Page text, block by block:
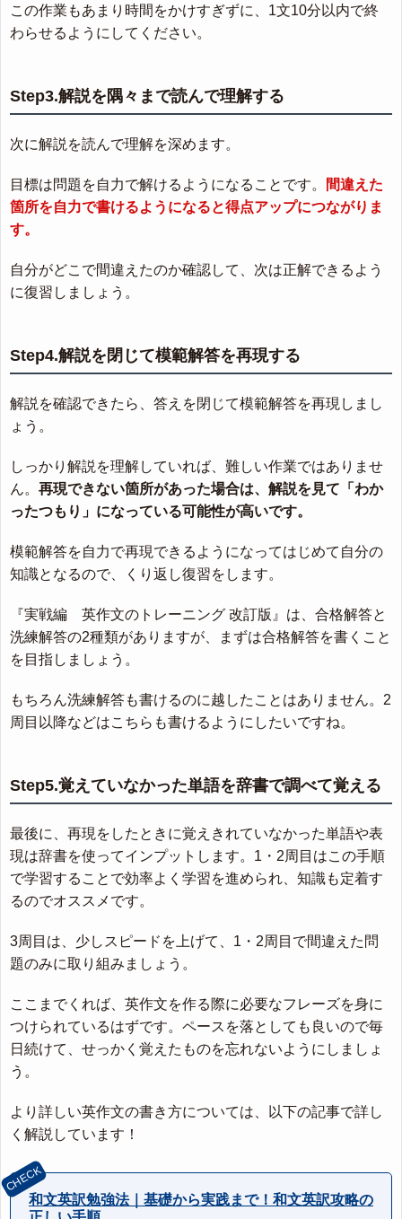
この作業もあまり時間をかけすぎずに、1文10分以内で終
わらせるようにしてください。
Step3.解説を隅々まで読んで理解する
次に解説を読んで理解を深めます。
目標は問題を自力で解けるようになることです。
間違えた
箇所を自力で書けるようになると得点アップにつながりま
す。
自分がどこで間違えたのか確認して、次は正解できるよう
に復習しましょう。
Step4.解説を閉じて模範解答を再現する
解説を確認できたら、答えを閉じて模範解答を再現しまし
ょう。
しっかり解説を理解していれば、難しい作業ではありませ
ん。 再現できない箇所があった場合は、解説を見て「わか
ったつもり」になっている可能性が高いです。
模範解答を自力で再現できるようになってはじめて自分の
知識となるので、くり返し復習をします。
『実戦編 英作文のトレーニング 改訂版』は、合格解答と
洗練解答の2種類がありますが、まずは合格解答を書くこと
を目指しましょう。
もちろん洗練解答も書けるのに越したことはありません。2
周目以降などはこちらも書けるようにしたいですね。
Step5.覚えていなかった単語を辞書で調べて覚える
最後に、再現をしたときに覚えきれていなかった単語や表
現は辞書を使ってインプットします。1・2周目はこの手順
で学習することで効率よく学習を進められ、知識も定着す
るのでオススメです。
3周目は、少しスピードを上げて、1・2周目で間違えた問
題のみに取り組みましょう。
ここまでくれば、英作文を作る際に必要なフレーズを身に
つけられているはずです。ペースを落としても良いので毎
日続けて、せっかく覚えたものを忘れないようにしましょ
う。
より詳しい英作文の書き方については、以下の記事で詳し
く解説しています！
和文英訳勉強法｜基礎から実践まで！和文英訳攻略の